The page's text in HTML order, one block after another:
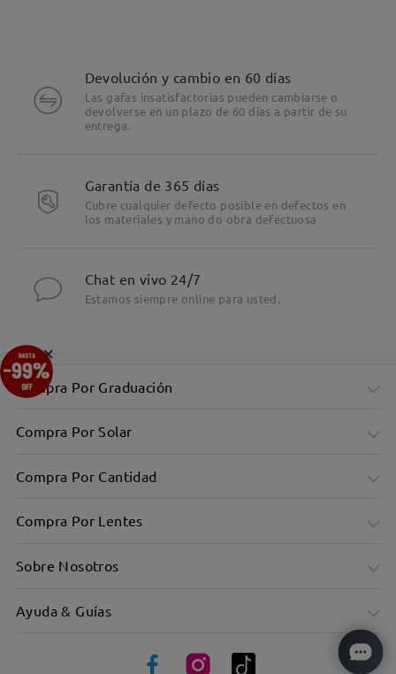
Devolución y cambio en 60 días
Las gafas insatisfactorias pueden cambiarse o
devolverse en un plazo de 60 días a partir de su
entrega.
Garantía de 365 días
Cubre cualquier defecto posible en defectos en
los materiales y mano do obra defectuosa
Chat en vivo 24/7
Estamos siempre online para usted.
Compra Por Graduación
Compra Por Solar
Compra Por Cantidad
Compra Por Lentes
Sobre Nosotros
Ayuda & Guías
×